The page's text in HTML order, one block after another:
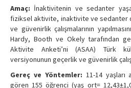
Amaç: İnaktivitenin ve sedanter
fiziksel aktivite, inaktivite ve sedanter
ve güvenirlik çalışmalarının
Hardy, Booth ve Okely tarafından
Aktivite Anketi’ni (ASAA) Türk
versiyonunun geçerlik ve güvenirlik
Gereç ve Yöntemler: 11-14 yaşları
gören 155 öğrenci (yaş ort=